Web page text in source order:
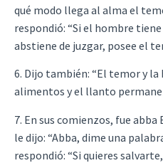
qué modo llega al alma el
respondió: “Si el hombre
abstiene de juzgar, posee el
6. Dijo también: “El temor y la
alimentos y el llanto
7. En sus comienzos, fue
le dijo: “Abba, dime una
respondió: “Si quieres